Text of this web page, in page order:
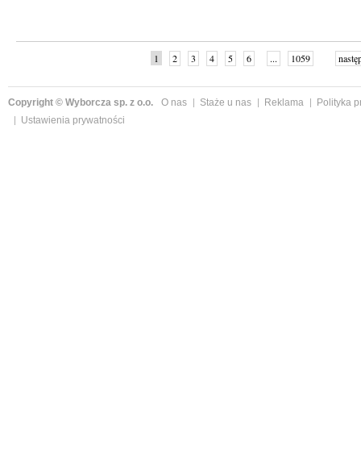
1 2 3 4 5 6 ... 1059
Copyright © Wyborcza sp. z o.o. O nas Staże u nas Reklama
Polityka
Ustawienia prywatności